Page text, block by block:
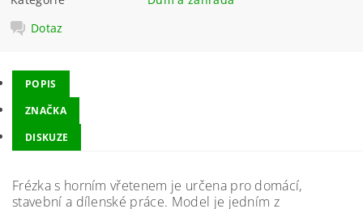
Dotaz
POPIS
ZNAČKA
DISKUZE
Frézka s horním vřetenem je určena pro domácí,
stavební a dílenské práce. Model je jedním z